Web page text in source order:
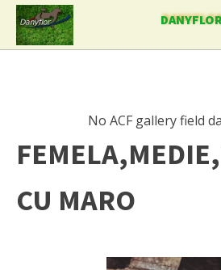
No ACF gallery field
CU MARO